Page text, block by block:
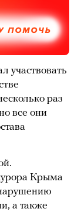
ПОМОЧЬ
участвовать
раз
все они
Крыма
а также